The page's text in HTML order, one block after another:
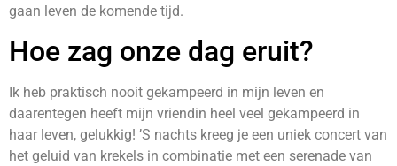
gaan leven de komende tijd.
Hoe zag onze dag eruit?
Ik heb praktisch nooit gekampeerd in mijn leven en
daarentegen heeft mijn vriendin heel veel gekampeerd in
haar leven, gelukkig! ’S nachts kreeg je een uniek concert van
het geluid van krekels in combinatie met een serenade van